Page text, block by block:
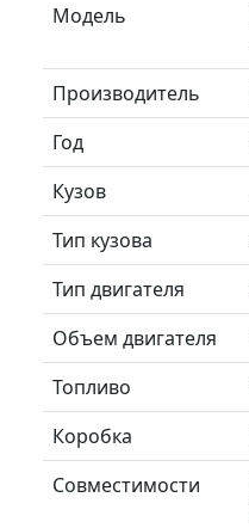
Модель
Производитель
Год
Кузов
Тип кузова
Тип двигателя
Объем двигателя
Топливо
Коробка
Совместимости